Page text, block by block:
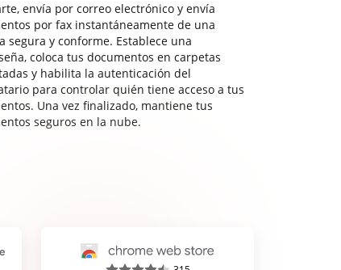
envía por correo electrónico y envía
por fax instantáneamente de una
segura y conforme. Establece una
coloca tus documentos en carpetas
y habilita la autenticación del
para controlar quién tiene acceso a tus
Una vez finalizado, mantiene tus
seguros en la nube.